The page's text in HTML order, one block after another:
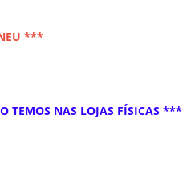
***
TEMOS NAS LOJAS FÍSICAS ***